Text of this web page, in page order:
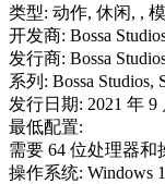
类型: 动作, 休闲, ,
开发商: Bossa
发行商: Bossa
系列: Bossa Studios,
发行日期: 2021 年 9
最低配置:
需要 64 位处理器和
操作系统: Windows